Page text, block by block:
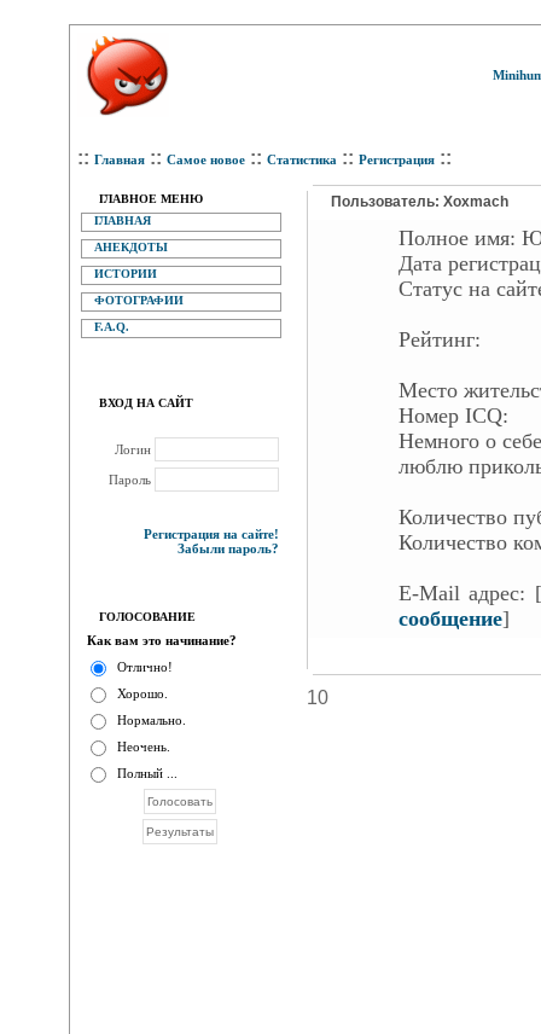
:: Главная :: Самое новое :: Статистика :: Регистрация ::
ГЛАВНОЕ МЕНЮ
ГЛАВНАЯ
АНЕКДОТЫ
ИСТОРИИ
ФОТОГРАФИИ
F.A.Q.
ВХОД НА САЙТ
Логин
Пароль
Регистрация на сайте!
Забыли пароль?
ГОЛОСОВАНИЕ
Как вам это начинание?
Отлично!
Хорошо.
Нормально.
Неочень.
Полный ...
Пользователь: Xoxmach
Полное имя:
Дата
Статус на
Рейтинг:
Место
Номер ICQ:
Немного о
люблю
Количество
Количество
E-Mail адрес: [
сообщение]
10